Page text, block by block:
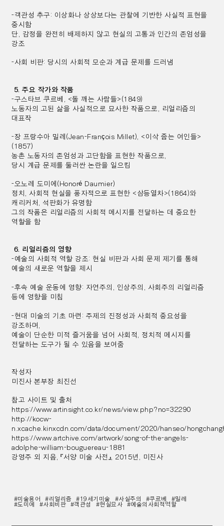
-객관성 추구: 이상화나 상상보다는 관찰에 기반한 사실적 표현을
중시함
단, 감정을 완전히 배제하지 않고 현실의 고통과 인간의 존엄성을
강조
-사회 비판: 당시의 사회적 모순과 계급 문제를 드러냄
5. 주요 작가와 작품
-구스타브 쿠르베, <돌 깨는 사람들>(1849)
노동자의 고된 삶을 사실적으로 묘사한 작품으로, 리얼리즘의
대표작
-장 프랑수아 밀레(Jean-François Millet), <이삭 줍는 여인들>
(1857)
농촌 노동자의 존엄성과 고단함을 표현한 작품으로,
당시 계급 문제를 둘러싼 논란을 일으킴
-오노레 도미에(Honoré Daumier)
정치, 사회적 현실을 풍자적으로 표현한 <삼등열차>(1864)와
캐리커처, 석판화가 유명함
그의 작품은 리얼리즘의 사회적 메시지를 전달하는 데 중요한
역할을 함
6. 리얼리즘의 영향
-예술의 사회적 역할 강조: 현실 비판과 사회 문제 제기를 통해
예술의 새로운 역할을 제시
-후속 예술 운동에 영향: 자연주의, 인상주의, 사회주의 리얼리즘
등에 영향을 미침
-현대 미술의 기초 마련: 주제의 진정성과 사회적 중요성을
강조하며,
예술이 단순한 미적 즐거움을 넘어 사회적, 정치적 메시지를
전달하는 도구가 될 수 있음을 보여줌
작성자
미진사 본부장 최진선
참고 사이트 및 출처
https://www.artinsight.co.kr/news/view.php?no=32290
http://kocw-
n.xcache.kinxcdn.com/data/document/2020/hanseo/
https://www.artchive.com/artwork/song-of-the-angels-
adolphe-william-bouguereau-1881
강영주 외 지음, 『서양 미술 사전』, 2015년, 미진사
#미술용어 #리얼리즘 #19세기미술 #사실주의 #쿠르베
#밀레
#도미에
#사회비판 #객관성 #현실묘사 #예술의사회적역할